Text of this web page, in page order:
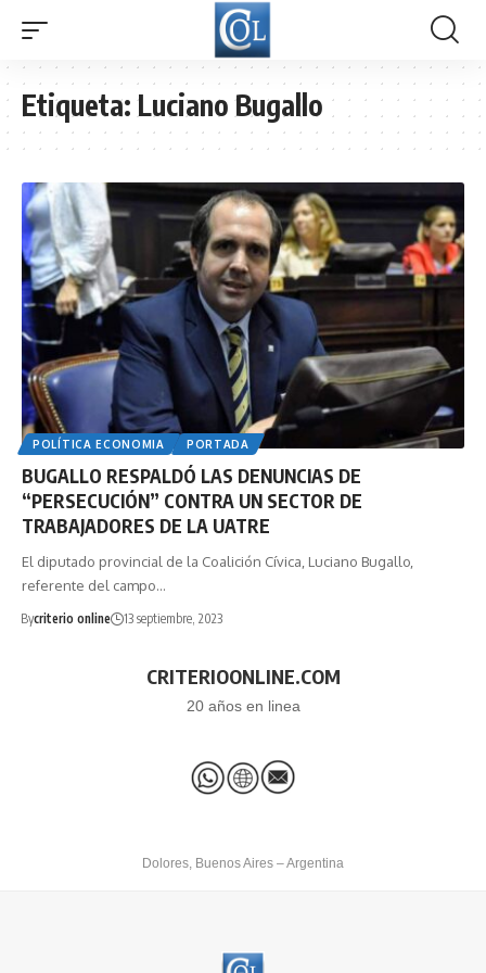
Etiqueta:Luciano Bugallo
POLÍTICA ECONOMIA PORTADA
BUGALLO RESPALDÓ LAS DENUNCIAS DE
“PERSECUCIÓN” CONTRA UN SECTOR DE
TRABAJADORES DE LA UATRE
El diputado provincial de la Coalición Cívica, Luciano Bugallo,
referente del campo…
Bycriterio online 13 septiembre, 2023
CRITERIOONLINE.COM
20 años en linea
Dolores, Buenos Aires – Argentina